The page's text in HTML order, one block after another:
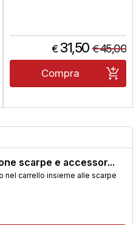
€ 31,50 €45,00
Compra
scarpe e accessor...
nel carrello insieme alle scarpe